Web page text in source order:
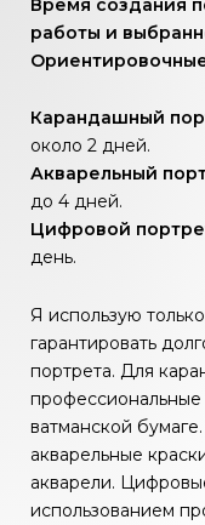
работы и
Карандашный
около 2 дней.
Акварельный
до 4 дней.
Цифровой
день.
Я использую
гарантировать
портрета. Для
ватманской
акварельные
акварели.
использованием